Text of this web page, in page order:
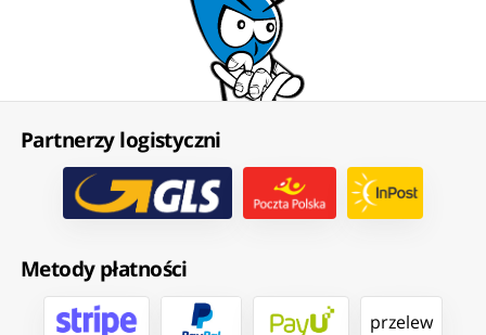
Partnerzy logistyczni
Metody płatności
przelew